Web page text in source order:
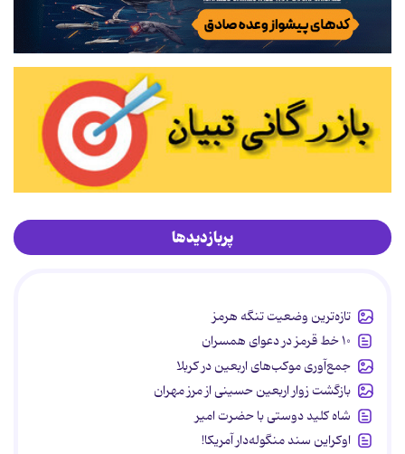
پربازدیدها
تازه‌ترین وضعیت تنگه هرمز
۱۰ خط قرمز در دعوای همسران
جمع‌آوری موکب‌های اربعین در کربلا
بازگشت زوار اربعین حسینی از مرز مهران
شاه کلید دوستی با حضرت امیر
اوکراین سند منگوله‌دار آمریکا!